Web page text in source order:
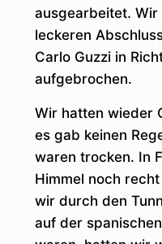
ausgearbeitet. Wir
leckeren
Carlo Guzzi in
aufgebrochen.
Wir hatten wieder
es gab keinen
waren trocken. In
Himmel noch
wir durch den
auf der